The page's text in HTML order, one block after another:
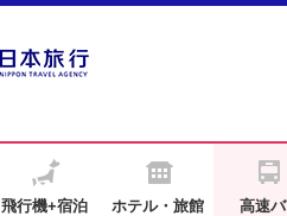
飛行機+宿泊 ホテル・旅館 高速